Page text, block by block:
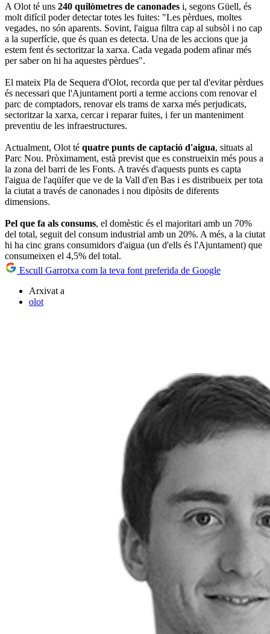
A Olot té uns 240 quilòmetres de canonades i, segons Güell, és
molt difícil poder detectar totes les fuites: "Les pèrdues, moltes
vegades, no són aparents. Sovint, l'aigua filtra cap al subsòl i no cap
a la superfície, que és quan es detecta. Una de les accions que ja
estem fent és sectoritzar la xarxa. Cada vegada podem afinar més
per saber on hi ha aquestes pèrdues".
El mateix Pla de Sequera d'Olot, recorda que per tal d'evitar pèrdues
és necessari que l'Ajuntament porti a terme accions com renovar el
parc de comptadors, renovar els trams de xarxa més perjudicats,
sectoritzar la xarxa, cercar i reparar fuites, i fer un manteniment
preventiu de les infraestructures.
Actualment, Olot té quatre punts de captació d'aigua, situats al
Parc Nou. Pròximament, està previst que es construeixin més pous a
la zona del barri de les Fonts. A través d'aquests punts es capta
l'aigua de l'aqüífer que ve de la Vall d'en Bas i es distribueix per tota
la ciutat a través de canonades i nou dipòsits de diferents
dimensions.
Pel que fa als consums, el domèstic és el majoritari amb un 70%
del total, seguit del consum industrial amb un 20%. A més, a la ciutat
hi ha cinc grans consumidors d'aigua (un d'ells és l'Ajuntament) que
consumeixen el 4,5% del total.
Escull Garrotxa com la teva font preferida de Google
Arxivat a
olot